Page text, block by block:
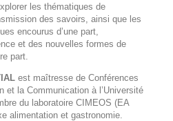
les thématiques de
des savoirs, ainsi que les
encourus d’une part,
et des nouvelles formes de
part.
est maîtresse de Conférences
et la Communication à l’Université
du laboratoire CIMEOS (EA
alimentation et gastronomie.